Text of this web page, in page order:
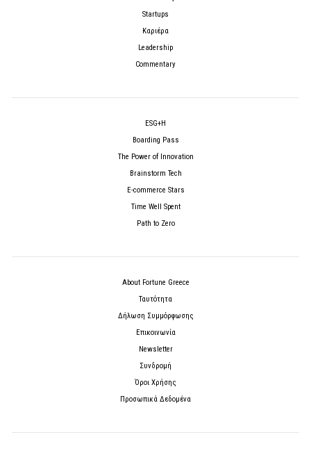
Startups
Καριέρα
Leadership
Commentary
ESG+H
Boarding Pass
The Power of Innovation
Brainstorm Tech
E-commerce Stars
Time Well Spent
Path to Zero
About Fortune Greece
Ταυτότητα
Δήλωση Συμμόρφωσης
Επικοινωνία
Newsletter
Συνδρομή
Όροι Χρήσης
Προσωπικά Δεδομένα